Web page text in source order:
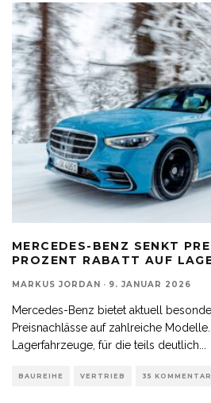
MERCEDES-BENZ SENKT
PROZENT RABATT AUF
MARKUS JORDAN · 9. JANUAR 2026
Mercedes-Benz bietet aktuell
Preisnachlässe auf zahlreiche
Lagerfahrzeuge, für die teils deutlich...
BAUREIHE VERTRIEB 35